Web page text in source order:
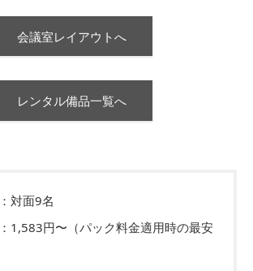
会議室レイアウトへ
レンタル備品一覧へ
対面9名
1,583円〜（パック料金適用時の最安